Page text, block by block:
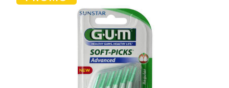
alimentaires
Dispositifs
CHEVEUX
PHARMACIES
DE GARDE
VOTRE
APPLICATION